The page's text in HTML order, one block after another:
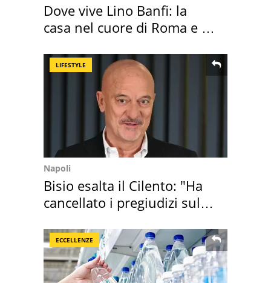
Dove vive Lino Banfi: la
casa nel cuore di Roma e i
LIFESTYLE
Napoli
Bisio esalta il Cilento: "Ha
cancellato i pregiudizi sul
ECCELLENZE